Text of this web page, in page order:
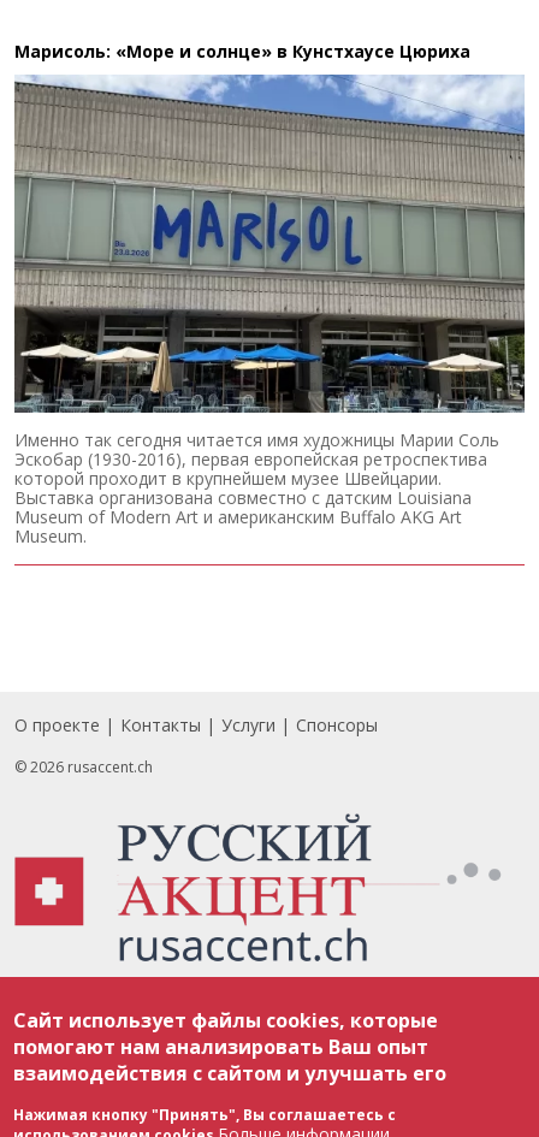
Марисоль: «Море и солнце» в Кунстхаусе Цюриха
Именно так сегодня читается имя художницы Марии Соль
Эскобар (1930-2016), первая европейская ретроспектива
которой проходит в крупнейшем музее Швейцарии.
Выставка организована совместно с датским Louisiana
Museum of Modern Art и американским Buffalo AKG Art
Museum.
Footer
О проекте Контакты Услуги Спонсоры
© 2026 rusaccent.ch
соответствии с законодательством Швейцарии об авторском праве и
международными соглашениями. Полное или частичное использование
материалов возможно только с разрешения редакции. В случае полного
или частичного воспроизведения материалов сайта rusaccent.ch,
ОБЯЗАТЕЛЬНА АКТИВНАЯ ГИПЕРССЫЛКА на конкретный заимствованный
текст. Фотоизображения, размещенные редакцией rusaccent.ch, являются
ее исключительной собственностью. Полное или частичное
Сайт использует файлы cookies, которые
помогают нам анализировать Ваш опыт
взаимодействия с сайтом и улучшать его
Нажимая кнопку "Принять", Вы соглашаетесь с